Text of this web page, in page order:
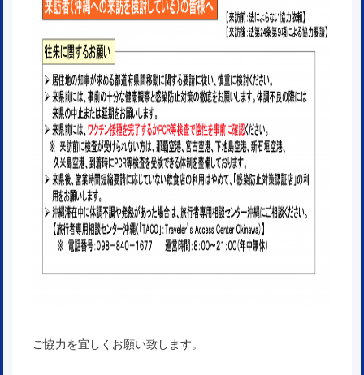
ご協力を宜しくお願い致します。